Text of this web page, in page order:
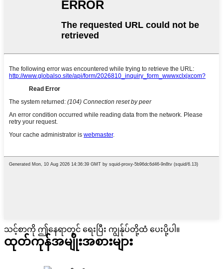
သင့်စာကို ဤနေရာတွင် ရေးပြီး ကျွန်ုပ်တို့ထံ ပေးပို့ပါ။
ထုတ်ကုန်အမျိုးအစားများ